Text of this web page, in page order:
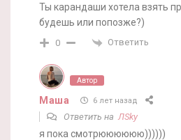
Ты карандаши хотела взять
будешь или попозже?)
0 Ответить
Автор
Маша 6 лет назад
Ответить на ЛSky
я пока смотрюююююю))))))